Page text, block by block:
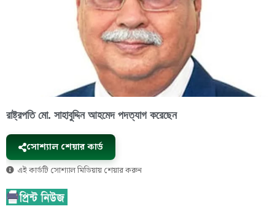
রাষ্ট্রপতি মো. সাহাবুদ্দিন আহমেদ পদত্যাগ করেছেন
সোশ্যাল শেয়ার কার্ড
এই কার্ডটি সোশ্যাল মিডিয়ায় শেয়ার করুন